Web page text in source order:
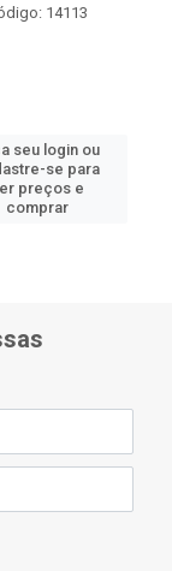
14113
seu login ou
se para
preços e
comprar